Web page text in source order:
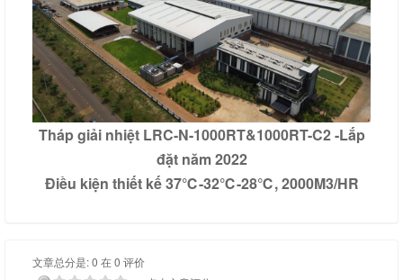
Tháp giải nhiệt LRC-N-1000RT&1000RT-C2 -Lắp
đặt năm 2022
Điều kiện thiết kế 37℃-32℃-28℃, 2000M3/HR
文章总分是: 0 在 0 评价